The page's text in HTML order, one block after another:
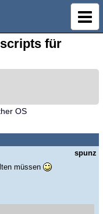
für
OS
spunz
müssen